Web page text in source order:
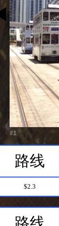
#1
路线
$2.3